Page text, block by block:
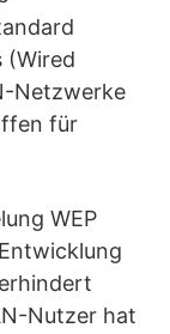
(Wired
Netzwerke
für
WEP
Nutzer hat